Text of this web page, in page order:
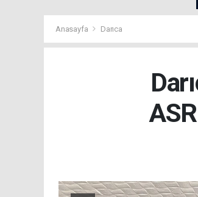
Anasayfa Darıca